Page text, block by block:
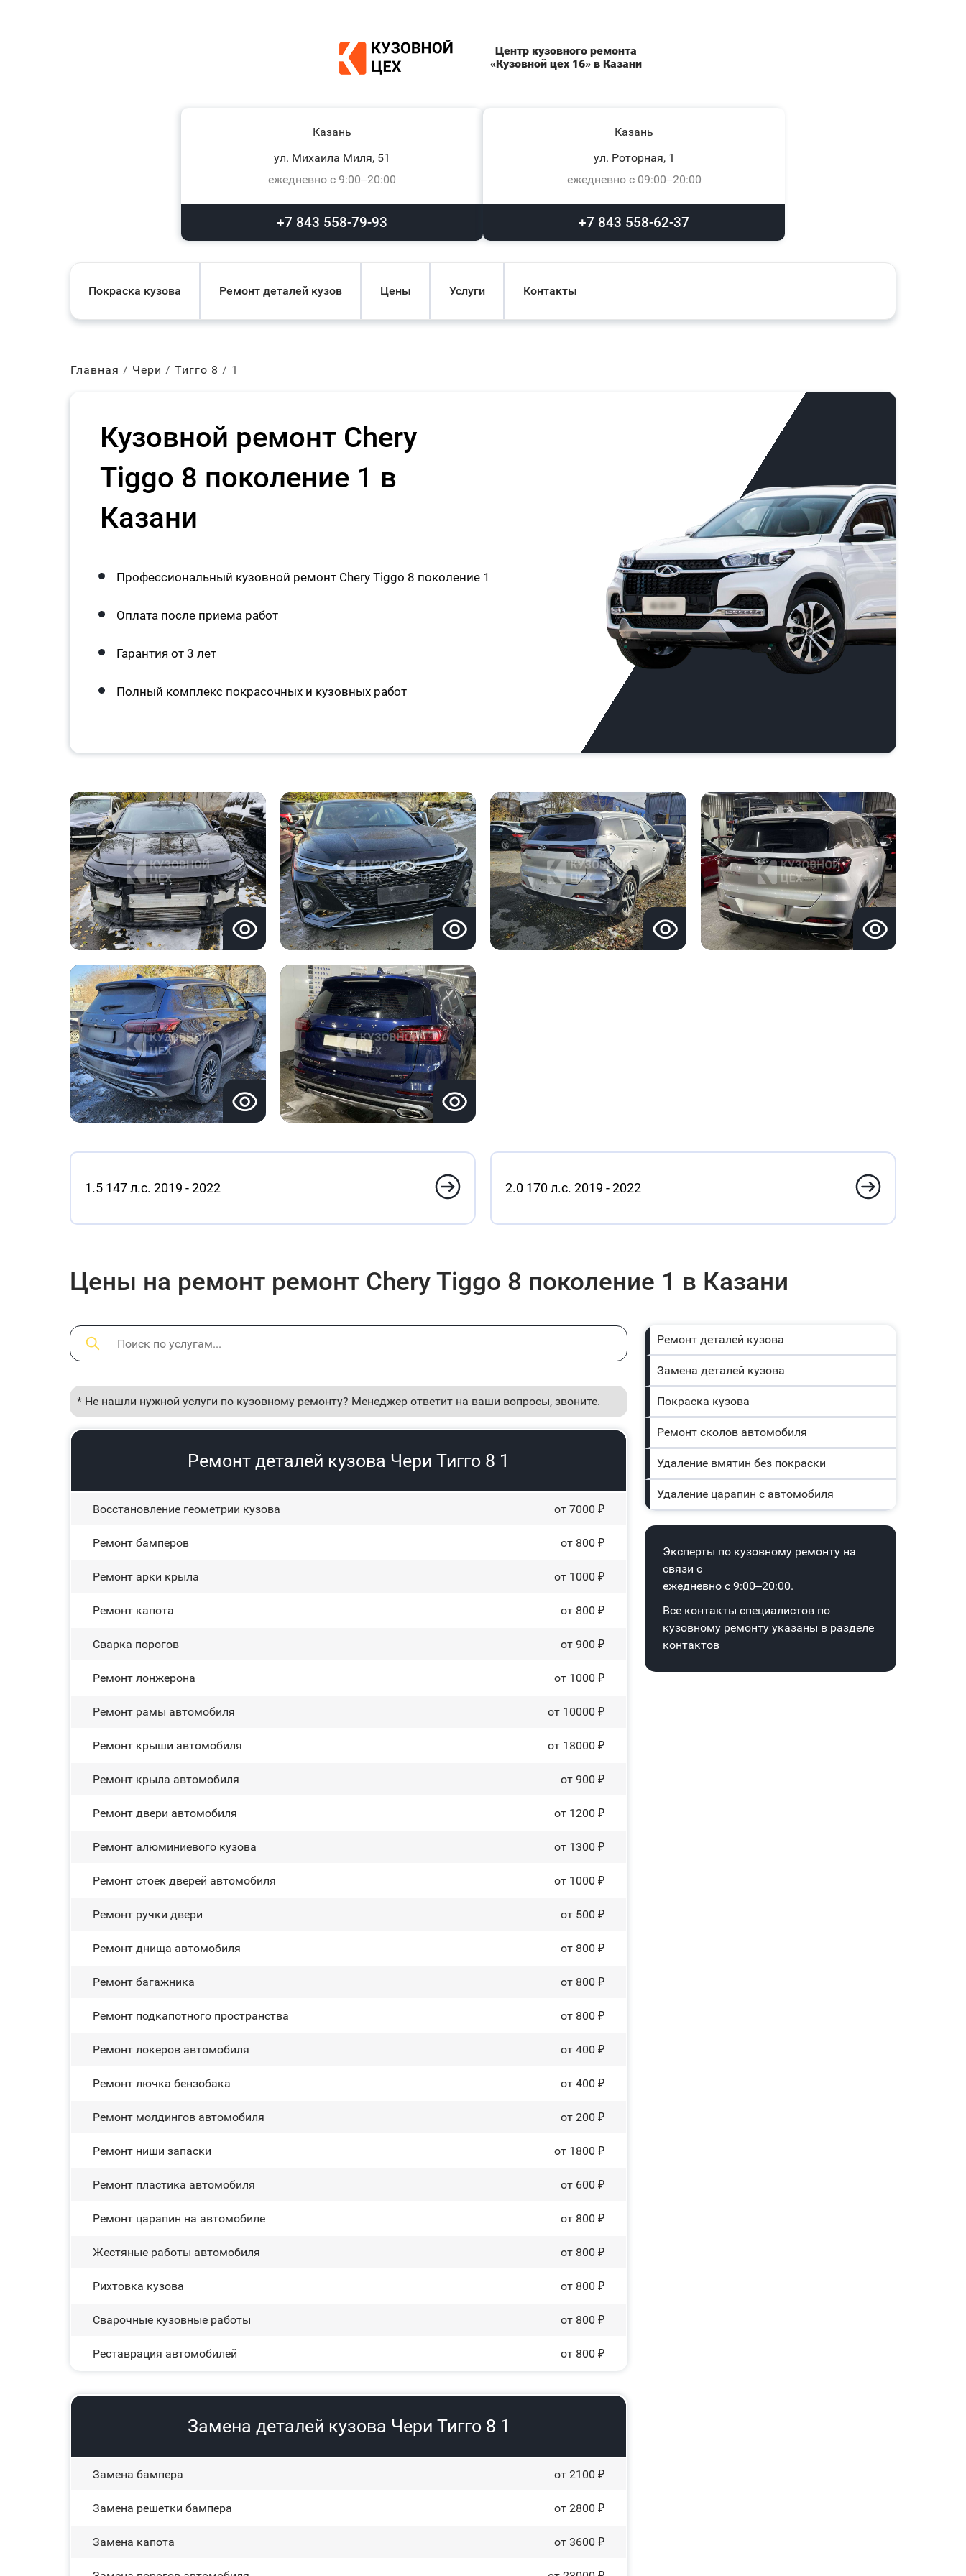
Центр кузовного ремонта
«Кузовной цех 16» в Казани
Казань
ул. Михаила Миля, 51
ежедневно с 9:00–20:00
+7 843 558-79-93
Казань
ул. Роторная, 1
ежедневно с 09:00–20:00
+7 843 558-62-37
Покраска кузова Ремонт деталей кузов Цены Услуги Контакты
Главная Чери Тигго 8 1
Кузовной ремонт Chery
Tiggo 8 поколение 1 в
Казани
Профессиональный кузовной ремонт Chery Tiggo 8 поколение 1
Оплата после приема работ
Гарантия от 3 лет
Полный комплекс покрасочных и кузовных работ
1.5 147 л.с. 2019 - 2022 2.0 170 л.с. 2019 - 2022
Цены на ремонт ремонт Chery Tiggo 8 поколение 1 в Казани
* Не нашли нужной услуги по кузовному ремонту? Менеджер ответит на ваши вопросы, звоните.
Ремонт деталей кузова Чери Тигго 8 1
Восстановление геометрии кузова от 7000 ₽
Ремонт бамперов от 800 ₽
Ремонт арки крыла от 1000 ₽
Ремонт капота от 800 ₽
Сварка порогов от 900 ₽
Ремонт лонжерона от 1000 ₽
Ремонт рамы автомобиля от 10000 ₽
Ремонт крыши автомобиля от 18000 ₽
Ремонт крыла автомобиля от 900 ₽
Ремонт двери автомобиля от 1200 ₽
Ремонт алюминиевого кузова от 1300 ₽
Ремонт стоек дверей автомобиля от 1000 ₽
Ремонт ручки двери от 500 ₽
Ремонт днища автомобиля от 800 ₽
Ремонт багажника от 800 ₽
Ремонт подкапотного пространства от 800 ₽
Ремонт лoĸepoв автомобиля от 400 ₽
Ремонт лючка бензобака от 400 ₽
Ремонт молдингов автомобиля от 200 ₽
Ремонт ниши запаски от 1800 ₽
Ремонт пластика автомобиля от 600 ₽
Ремонт царапин на автомобиле от 800 ₽
Жестяные работы автомобиля от 800 ₽
Рихтовка кузова от 800 ₽
Сварочные кузовные работы от 800 ₽
Реставрация автомобилей от 800 ₽
Замена деталей кузова Чери Тигго 8 1
Замена бампера от 2100 ₽
Замена решетки бампера от 2800 ₽
Замена капота от 3600 ₽
Ремонт деталей кузова
Замена деталей кузова
Покраска кузова
Ремонт сколов автомобиля
Удаление вмятин без покраски
Удаление царапин с автомобиля
Эксперты по кузовному ремонту на
связи с
ежедневно с 9:00–20:00.
Все контакты специалистов по
кузовному ремонту указаны в разделе
контактов